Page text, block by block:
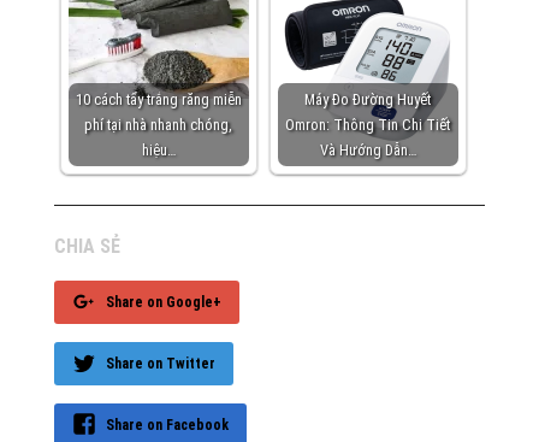
10 cách tẩy trắng răng miễn
phí tại nhà nhanh chóng,
hiệu…
Máy Đo Đường Huyết
Omron: Thông Tin Chi Tiết
Và Hướng Dẫn…
CHIA SẺ
Share on Google+
Share on Twitter
Share on Facebook